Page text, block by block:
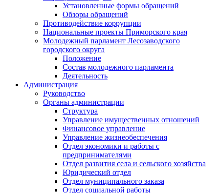
Установленные формы обращений
Обзоры обращений
Противодействие коррупции
Национальные проекты Приморского края
Молодежный парламент Лесозаводского
городского округа
Положение
Состав молодежного парламента
Деятельность
Администрация
Руководство
Органы администрации
Структура
Управление имущественных отношений
Финансовое управление
Управление жизнеобеспечения
Отдел экономики и работы с
предпринимателями
Отдел развития села и сельского хозяйства
Юридический отдел
Отдел муниципального заказа
Отдел социальной работы